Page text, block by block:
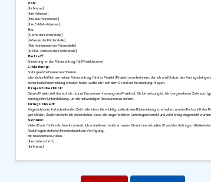
Von:
[Ihr Name]
[Ihre Adresse]
[Ihre Telefonnummer]
[Ihre E-Mail-Adresse]
An:
[Name der Förderstelle]
[Adresse der Förderstelle]
[Telefonnummer der Förderstelle]
[E-Mail-Adresse der Förderstelle]
Betreff:
Erinnerung an den Förderantrag für [Projektname]
Einleitung:
Sehr geehrte Damen und Herren,
ich möchte höflich an meinen Förderantrag für das Projekt [Projektname] erinnern, den ich am [Datum des Antrags]
bisher keine Rückmeldung erhalten habe, wollte ich nach dem Stand der Bearbeitung fragen.
Projektüberblick:
Dieses Projekt zielt darauf ab, [kurze Zusammenfassung des Projekts]. Die Umsetzung ist für [vorgesehener Zeitraum]
benötige Ihre Unterstützung, um die notwendigen Ressourcen zu sichern.
Dringlichkeit:
Angesichts der fortschreitenden Zeit halte ich es für wichtig, zeitnah eine Rückmeldung zu erhalten, um den Fortschritt des
gefährden. Zudem möchte ich sicherstellen, dass alle angeforderten Unterlagen korrekt und vollständig eingereicht wurden.
Schluss:
Vielen Dank für Ihre Aufmerksamkeit. Ich wäre Ihnen dankbar, wenn Sie mir den aktuellen Stand des Antrags mitteilen
Rückfragen stehe ich Ihnen jederzeit zur Verfügung.
Mit freundlichen Grüßen,
[Ihre Unterschrift]
[Ihr Name]